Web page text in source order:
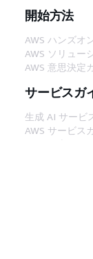
開始方法
AWS ハンズオ
AWS ソリュー
AWS 意思決定
サービスガ
生成 AI サービ
AWS サービス